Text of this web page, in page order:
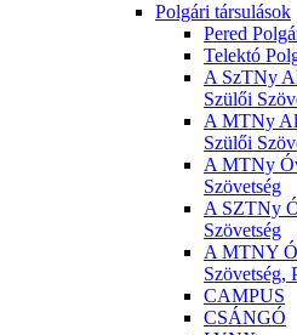
Polgári társulások
Pered
Telektó
A SzTNy
Szülői
A MTNy
Szülői
A MTNy
Szövetség
A SZTNy
Szövetség
A MTNY
Szövetség,
CAMPUS
CSÁNGÓ